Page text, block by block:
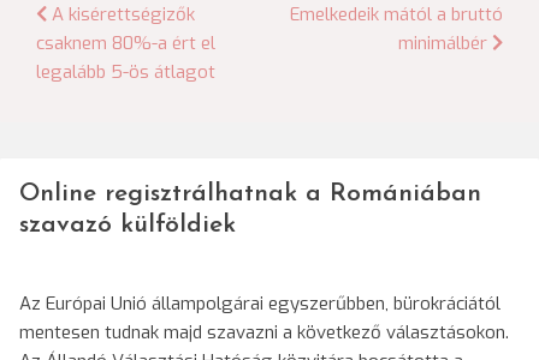
Bejegyzés
navigáció
A kisérettségizők
csaknem 80%-a ért el
legalább 5-ös átlagot
Emelkedeik mától a bruttó
minimálbér
Online regisztrálhatnak a Romániában
szavazó külföldiek
Az Európai Unió állampolgárai egyszerűbben, bürokráciától
mentesen tudnak majd szavazni a következő választásokon.